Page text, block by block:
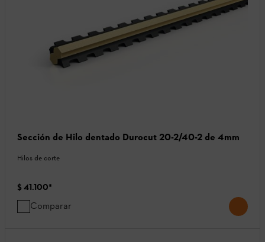
Sección de Hilo dentado Durocut 20-2/40-2 de 4mm
Hilos de corte
$ 41.100*
Comparar